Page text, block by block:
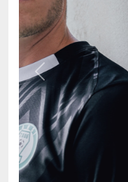
Previous